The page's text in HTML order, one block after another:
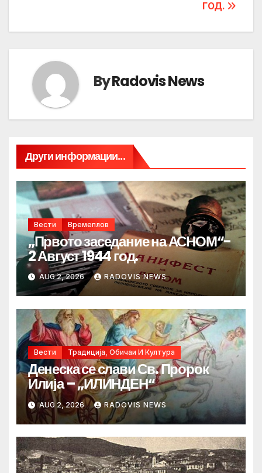
ГОД.
ByRadovis News
Други информации...
Вести Времеплов
„Првото заседание на АСНОМ“-
2 Август 1944 год.
AUG 2, 2026 RADOVIS NEWS
Вести Традиција, Обичаи И Култура
Денеска се слави Св. Пророк
Илија – „ИЛИНДЕН“
AUG 2, 2026 RADOVIS NEWS